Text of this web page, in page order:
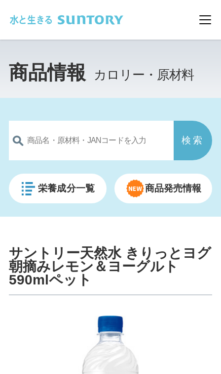
メ
商品情報 カロリー・原材料
栄養成分一覧 商品発売情報
サントリー天然水 きりっとヨグ
朝摘みレモン＆ヨーグルト
590mlペット